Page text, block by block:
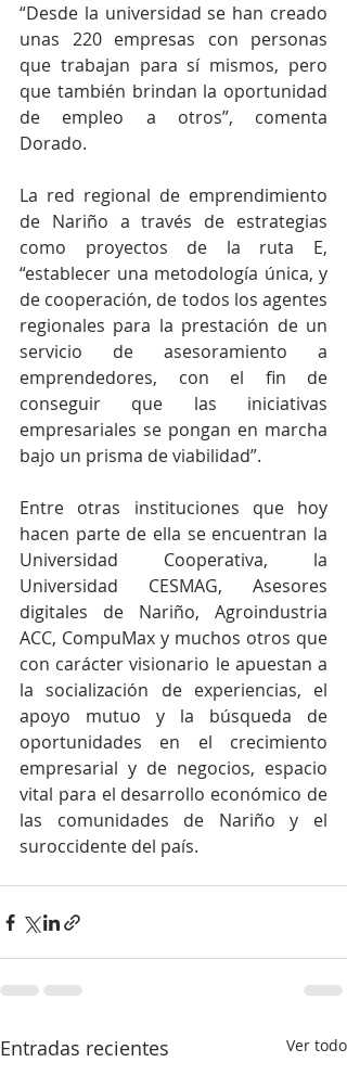
“Desde la universidad se han creado
unas 220 empresas con personas
que trabajan para sí mismos, pero
que también brindan la oportunidad
de empleo a otros”, comenta
Dorado.
La red regional de emprendimiento
de Nariño a través de estrategias
como proyectos de la ruta E,
“establecer una metodología única, y
de cooperación, de todos los agentes
regionales para la prestación de un
servicio de asesoramiento a
emprendedores, con el fin de
conseguir que las iniciativas
empresariales se pongan en marcha
bajo un prisma de viabilidad”.
Entre otras instituciones que hoy
hacen parte de ella se encuentran la
Universidad Cooperativa, la
Universidad CESMAG, Asesores
digitales de Nariño, Agroindustria
ACC, CompuMax y muchos otros que
con carácter visionario le apuestan a
la socialización de experiencias, el
apoyo mutuo y la búsqueda de
oportunidades en el crecimiento
empresarial y de negocios, espacio
vital para el desarrollo económico de
las comunidades de Nariño y el
Entradas recientes Ver todo